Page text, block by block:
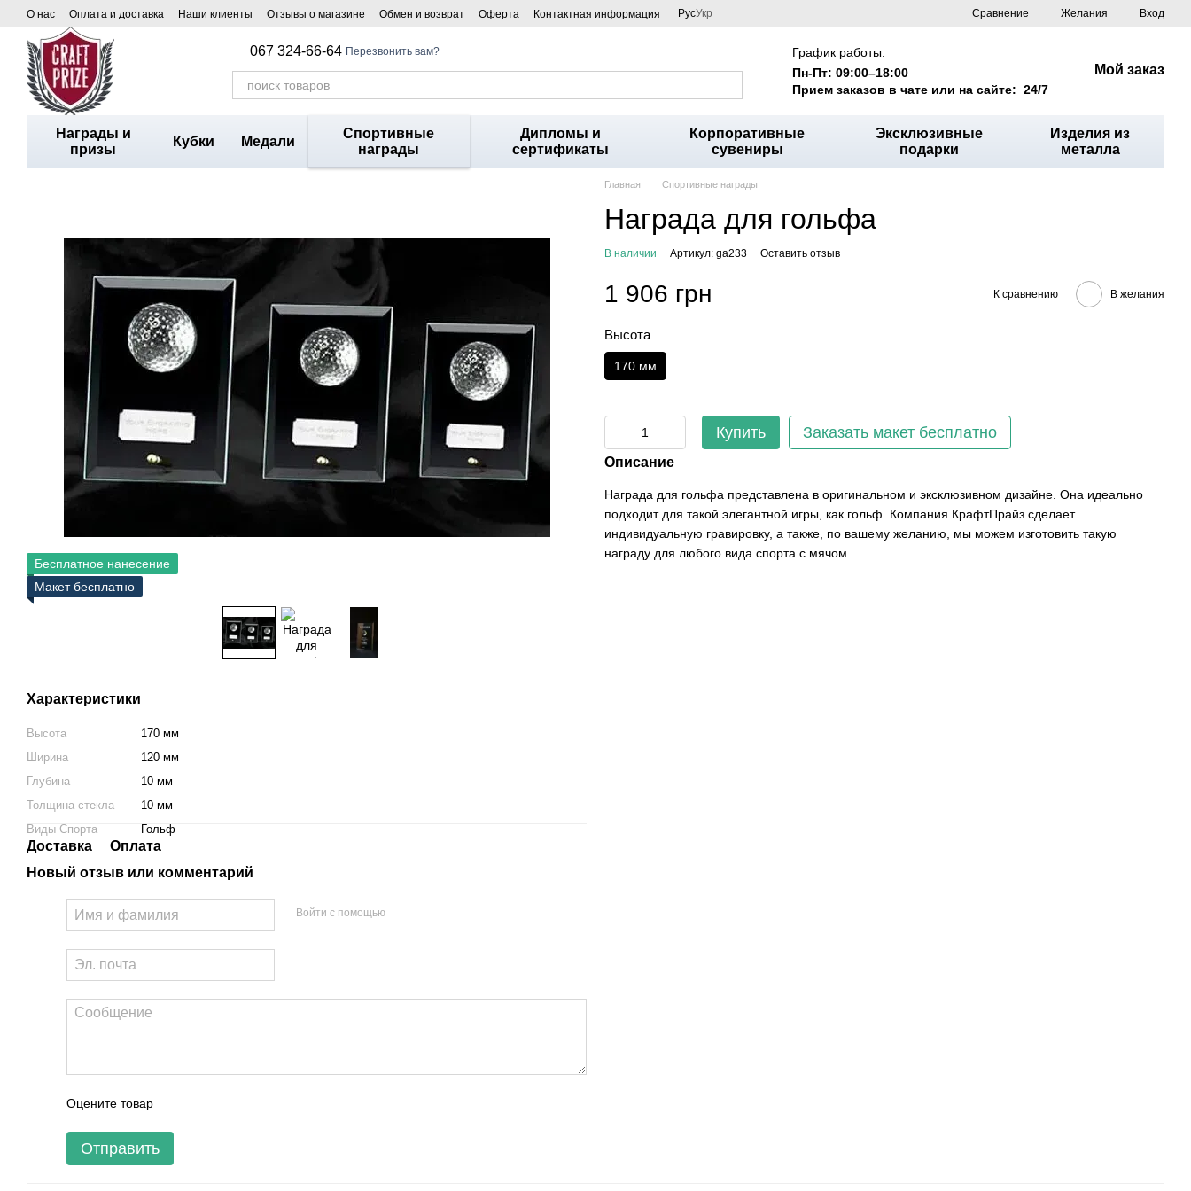
Перейти к основному контенту
О нас Оплата и доставка Наши клиенты Отзывы о магазине Обмен и возврат Оферта Контактная информация РусУкр Сравнение Желания Вход
067 324-66-64 Перезвонить вам?
График работы:
Пн-Пт: 09:00–18:00
Прием заказов в чате или на сайте: 24/7
Мой заказ
Награды и
призы
Кубки Медали
Спортивные
награды
Дипломы и
сертификаты
Корпоративные
сувениры
Эксклюзивные
подарки
Изделия из
металла
Бесплатное нанесение
Макет бесплатно
Характеристики
Высота
170 мм
Ширина
120 мм
Глубина
10 мм
Толщина стекла
10 мм
Виды Спорта
Гольф
Доставка
Оплата
Новый отзыв или комментарий
Войти с помощью
Оцените товар
Отправить
Главная Спортивные награды
Награда для гольфа
В наличии Артикул: ga233 Оставить отзыв
1 906 грн К сравнению В желания
Высота
170 мм
Купить Заказать макет бесплатно
Описание
Награда для гольфа представлена в оригинальном и эксклюзивном дизайне. Она идеально
подходит для такой элегантной игры, как гольф. Компания КрафтПрайз сделает
индивидуальную гравировку, а также, по вашему желанию, мы можем изготовить такую ​​
награду для любого вида спорта с мячом.